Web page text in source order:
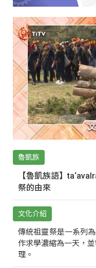
魯凱族
【魯凱族語】
祭的由來
文化介紹
傳統祖靈祭是一系列
作求學濃縮為一天，
理。